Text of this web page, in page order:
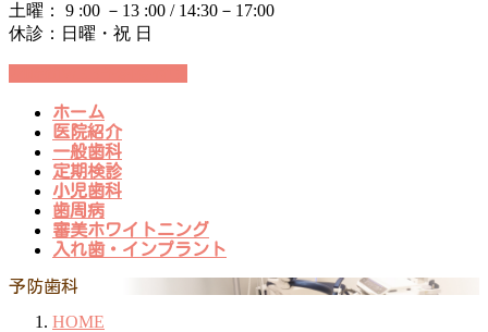
土曜： 9 :00 －13 :00 / 14:30－17:00
休診：日曜・祝 日
ホーム
医院紹介
一般歯科
定期検診
小児歯科
歯周病
審美ホワイトニング
入れ歯・インプラント
予防歯科
HOME